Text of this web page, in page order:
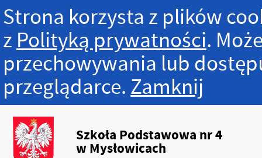
Strona korzysta z plików
zPolityką prywatności.
przechowywania lub
przeglądarce.Zamknij
Szkoła Podstawowa nr 4
w Mysłowicach